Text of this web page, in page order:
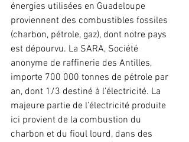
énergies utilisées en Guadeloupe
proviennent des combustibles fossiles
(charbon, pétrole, gaz), dont notre pays
est dépourvu. La SARA, Société
anonyme de raffinerie des Antilles,
importe 700 000 tonnes de pétrole par
an, dont 1/3 destiné à l’électricité. La
majeure partie de l’électricité produite
ici provient de la combustion du
charbon et du fioul lourd, dans des